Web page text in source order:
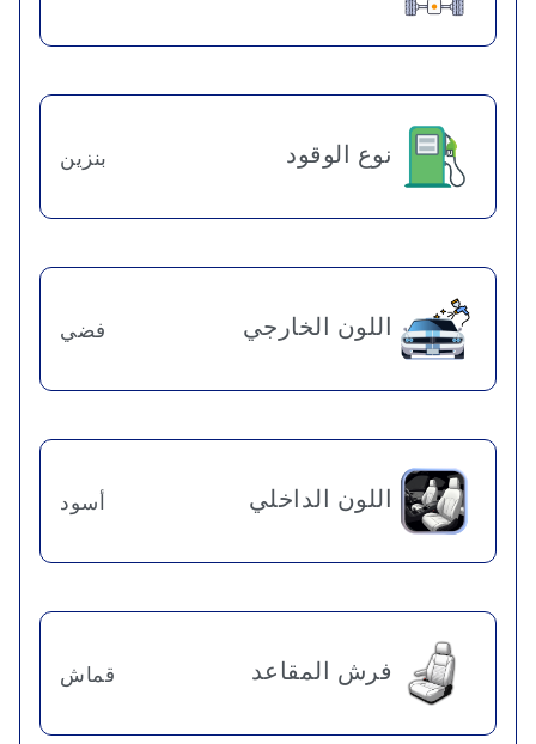
نوع الوقود بنزين
اللون الخارجي فضي
اللون الداخلي أسود
فرش المقاعد قماش